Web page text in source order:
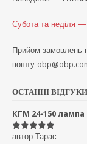
Субота та неділя —
Прийом замовлень
пошту
ОСТАННІ ВІДГУКИ
КГМ 24-150 лампа
Оцінено в
автор Тарас